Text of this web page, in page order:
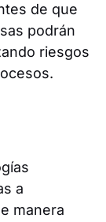
de que
podrán
riesgos
a
manera